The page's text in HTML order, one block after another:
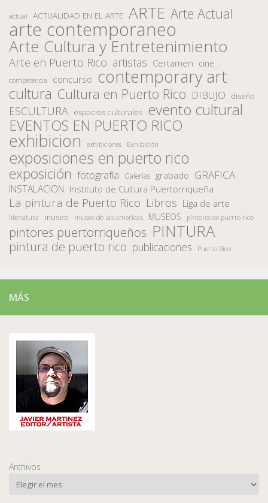
actual ACTUALIDAD EN EL ARTE ARTE Arte Actual
arte contemporaneo
Arte Cultura y Entretenimiento
Arte en Puerto Rico artistas Certamen cine
competencia concurso contemporary art
cultura Cultura en Puerto Rico DIBUJO diseño
ESCULTURA espacios culturales evento cultural
EVENTOS EN PUERTO RICO
exhibicion exhibiciones Exhibición
exposiciones en puerto rico
exposición fotografía Galerias grabado GRAFICA
INSTALACION Instituto de Cultura Puertorriqueña
La pintura de Puerto Rico Libros Liga de arte
literatura museo museo de las americas MUSEOS pintores de puerto rico
pintores puertorriqueños PINTURA
pintura de puerto rico publicaciones Puerto Rico
MÁS
Archivos